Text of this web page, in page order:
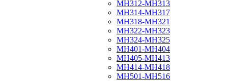
МН312-МН313
МН314-МН317
МН318-МН321
МН322-МН323
МН324-МН325
МН401-МН404
МН405-МН413
МН414-МН418
МН501-МН516